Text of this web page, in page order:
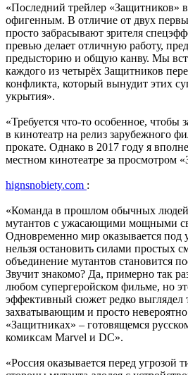
«Последний трейлер «Защитников»
офигенным. В отличие от двух
просто забрасывают зрителя
превью делает отличную работу,
предысторию и общую канву. Мы
каждого из четырёх Защитников
конфликта, который вынудит этих
укрытия».
«Требуется что-то особенное, чтобы
в кинотеатр на релиз зарубежного
прокате. Однако в 2017 году я
местном кинотеатре за просмотром
hignsnobiety.com :
«Команда в прошлом обычных
мутантов с ужасающими мощными
Одновременно мир оказывается под
нельзя остановить силами простых
объединение мутантов становится
Звучит знакомо? Да, примерно так
любом супергеройском фильме, но
эффективный сюжет редко выглядел
захватывающим и просто
«Защитниках» – готовящемся
комиксам Marvel и DC».
«Россия оказывается перед угрозой